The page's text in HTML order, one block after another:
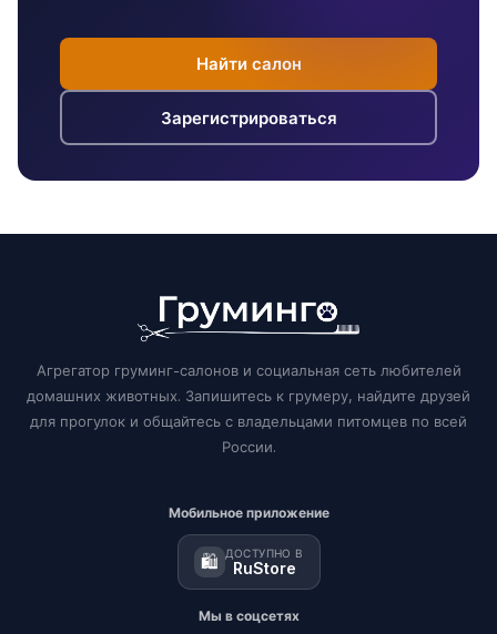
Найти салон
Зарегистрироваться
Агрегатор груминг-салонов и социальная сеть любителей
домашних животных. Запишитесь к грумеру, найдите друзей
для прогулок и общайтесь с владельцами питомцев по всей
России.
Мобильное приложение
🛍️ ДОСТУПНО В
RuStore
Мы в соцсетях